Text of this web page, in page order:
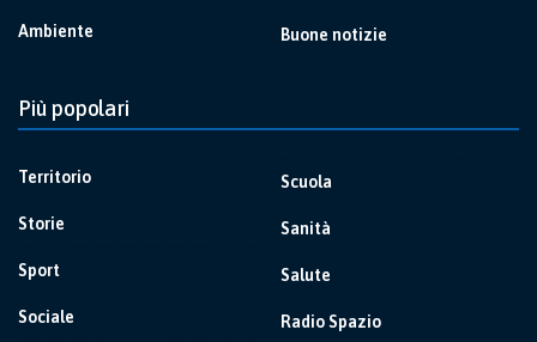
Ambiente Buone notizie
Più popolari
Territorio
Storie
Sport
Sociale
Scuola
Sanità
Salute
Radio Spazio